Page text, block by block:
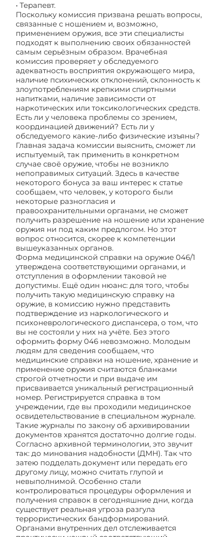
• Терапевт.
Поскольку комиссия призвана решать вопросы,
связанные с ношением и, возможно,
применением оружия, все эти специалисты
подходят к выполнению своих обязанностей
самым серьёзным образом. Врачебная
комиссия проверяет у обследуемого
адекватность восприятия окружающего мира,
наличие психических отклонений, склонность к
злоупотреблениям крепкими спиртными
напитками, наличие зависимости от
наркотических или токсикологических средств.
Есть ли у человека проблемы со зрением,
координацией движений? Есть ли у
обследуемого какие-либо физические изъяны?
Главная задача комиссии выяснить, сможет ли
испытуемый, так применить в конкретном
случае своё оружие, чтобы не возникло
непоправимых ситуаций. Здесь в качестве
некоторого бонуса за ваш интерес к статье
сообщаем, что человек, у которого были
некоторые разногласия и
правоохранительными органами, не сможет
получить разрешение на ношение или хранение
оружия ни под каким предлогом. Но этот
вопрос относится, скорее к компетенции
вышеуказанных органов.
Форма медицинской справки на оружие 046/1
утверждена соответствующими органами, и
отступления в оформлении таковой не
допустимы. Ещё один нюанс: для того, чтобы
получить такую медицинскую справку на
оружие, в комиссию нужно представить
подтверждение из наркологического и
психоневрологического диспансера, о том, что
вы не состояли у них на учёте. Без этого
оформить форму 046 невозможно. Молодым
людям для сведения сообщаем, что
медицинские справки на ношение, хранение и
применение оружия считаются бланками
строгой отчетности и при выдаче им
присваивается уникальный регистрационный
номер. Регистрируется справка в том
учреждении, где вы проходили медицинское
освидетельствование в специальном журнале.
Такие журналы по закону об архивировании
документов хранятся достаточно долгие годы.
Согласно архивной терминологии, это звучит
так: до минования надобности (ДМН). Так что
затею подделать документ или передать его
другому лицу, можно считать глупой и
невыполнимой. Особенно стали
контролироваться процедуры оформления и
получения справок в сегодняшние дни, когда
существует реальная угроза разгула
террористических бандформирований.
Органами внутренних дел отслеживается